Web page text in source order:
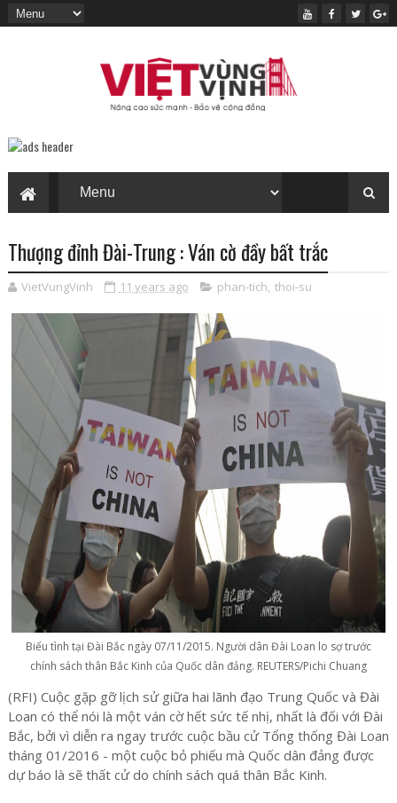
Thượng đỉnh Đài-Trung : Ván cờ đầy bất trắc
VietVungVinh 11 years ago phan-tich, thoi-su
Biểu tình tại Đài Bắc ngày 07/11/2015. Người dân Đài Loan lo sợ trước
chính sách thân Bắc Kinh của Quốc dân đảng. REUTERS/Pichi Chuang
(RFI) Cuộc gặp gỡ lịch sử giữa hai lãnh đạo Trung Quốc và Đài
Loan có thể nói là một ván cờ hết sức tế nhị, nhất là đối với Đài
Bắc, bởi vì diễn ra ngay trước cuộc bầu cử Tổng thống Đài Loan
tháng 01/2016 - một cuộc bỏ phiếu mà Quốc dân đảng được
dự báo là sẽ thất cử do chính sách quá thân Bắc Kinh.